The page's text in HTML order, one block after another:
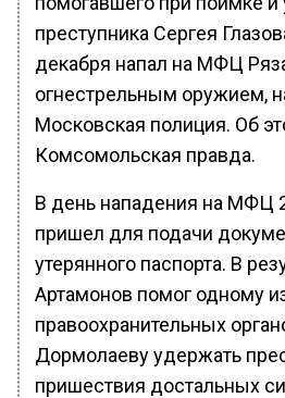
преступника Сергея
декабря напал на МФЦ
огнестрельным оружием,
Московская полиция. Об
Комсомольская правда.
В день нападения на МФЦ
пришел для подачи
утерянного паспорта. В
Артамонов помог одному
правоохранительных
Дормолаеву удержать
пришествия достальных